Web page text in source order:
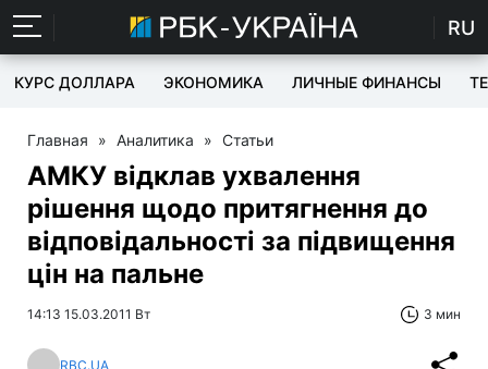
RU
КУРС ДОЛЛАРА ЭКОНОМИКА ЛИЧНЫЕ ФИНАНСЫ
Главная » Аналитика » Статьи
АМКУ відклав ухвалення
рішення щодо притягнення до
відповідальності за підвищення
цін на пальне
14:13 15.03.2011 Вт 3 мин
RBC.UA